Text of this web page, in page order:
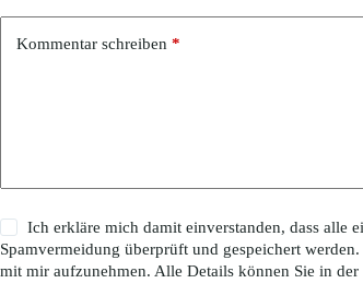
Kommentar schreiben *
Ich erkläre mich damit einverstanden, dass alle
Spamvermeidung überprüft und gespeichert
mit mir aufzunehmen. Alle Details können Sie in der